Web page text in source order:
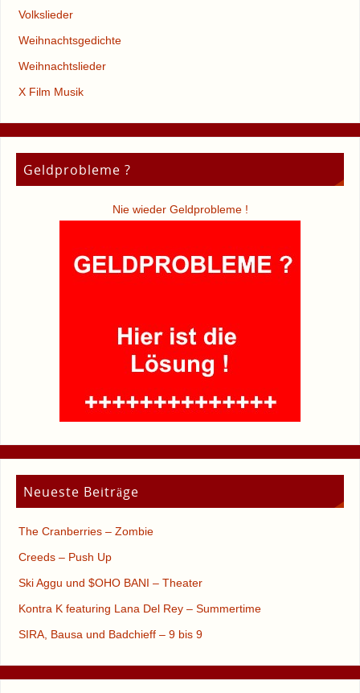
Volkslieder
Weihnachtsgedichte
Weihnachtslieder
X Film Musik
Geldprobleme ?
Nie wieder Geldprobleme !
Neueste Beiträge
The Cranberries – Zombie
Creeds – Push Up
Ski Aggu und $OHO BANI – Theater
Kontra K featuring Lana Del Rey – Summertime
SIRA, Bausa und Badchieff – 9 bis 9